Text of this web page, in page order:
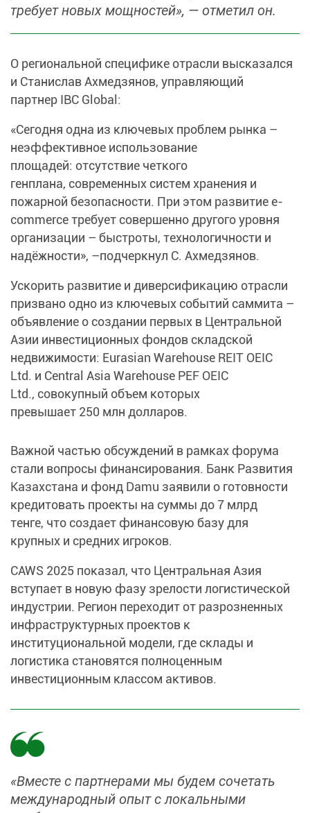
требует новых мощностей», — отметил он.
О региональной специфике отрасли высказался
и Станислав Ахмедзянов, управляющий
партнер IBC Global:
«Сегодня одна из ключевых проблем рынка –
неэффективное использование
площадей: отсутствие четкого
генплана, современных систем хранения и
пожарной безопасности. При этом развитие e-
commerce требует совершенно другого уровня
организации – быстроты, технологичности и
надёжности», –подчеркнул С. Ахмедзянов.
Ускорить развитие и диверсификацию отрасли
призвано одно из ключевых событий саммита –
объявление о создании первых в Центральной
Азии инвестиционных фондов складской
недвижимости: Eurasian Warehouse REIT OEIC
Ltd. и Central Asia Warehouse PEF OEIC
Ltd., совокупный объем которых
превышает 250 млн долларов.
Важной частью обсуждений в рамках форума
стали вопросы финансирования. Банк Развития
Казахстана и фонд Damu заявили о готовности
кредитовать проекты на суммы до 7 млрд
тенге, что создает финансовую базу для
крупных и средних игроков.
CAWS 2025 показал, что Центральная Азия
вступает в новую фазу зрелости логистической
индустрии. Регион переходит от разрозненных
инфраструктурных проектов к
институциональной модели, где склады и
логистика становятся полноценным
инвестиционным классом активов.
«Вместе с партнерами мы будем сочетать
международный опыт с локальными